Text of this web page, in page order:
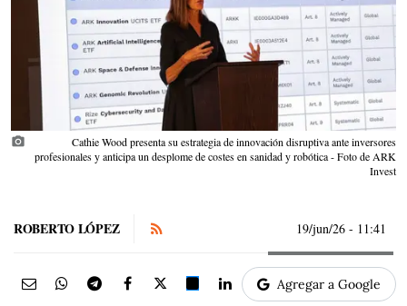
photo_camera
Cathie Wood presenta su estrategia de innovación disruptiva ante inversores
profesionales y anticipa un desplome de costes en sanidad y robótica - Foto de ARK
Invest
ROBERTO LÓPEZ 19/jun/26 - 11:41
Agregar a Google